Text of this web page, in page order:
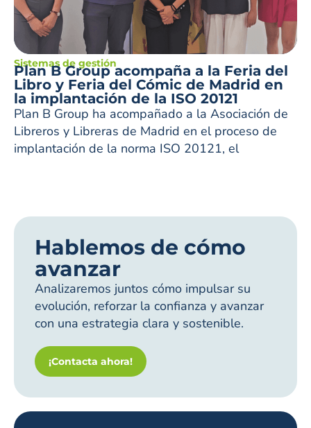
Sistemas de gestión
Plan B Group acompaña a la Feria del
Libro y Feria del Cómic de Madrid en
la implantación de la ISO 20121
Plan B Group ha acompañado a la Asociación de
Libreros y Libreras de Madrid en el proceso de
implantación de la norma ISO 20121, el
Hablemos de cómo
avanzar
Analizaremos juntos cómo impulsar su
evolución, reforzar la confianza y avanzar
con una estrategia clara y sostenible.
¡Contacta ahora!